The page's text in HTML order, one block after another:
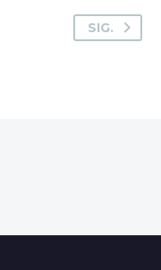
SIG.